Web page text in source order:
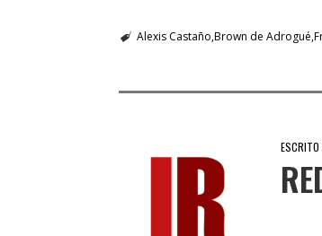
Alexis Castaño Brown de Adrogué
ESCRITO